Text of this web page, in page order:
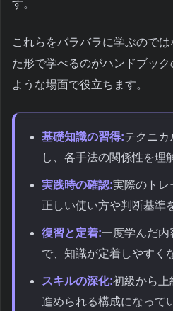
す。
これらをバラバラに学ぶので
た形で学べるのがハンドブッ
ような場面で役立ちます。
基礎知識の習得:テクニカ
し、各手法の関係性を理
実践時の確認:実際のトレ
正しい使い方や判断基準
復習と定着:一度学んだ内
で、知識が定着しやすく
スキルの深化:初級から上
進められる構成になって